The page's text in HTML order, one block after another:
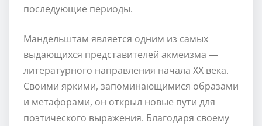
последующие периоды.
Мандельштам является одним из самых
выдающихся представителей акмеизма —
литературного направления начала XX века.
Своими яркими, запоминающимися образами
и метафорами, он открыл новые пути для
поэтического выражения. Благодаря своему